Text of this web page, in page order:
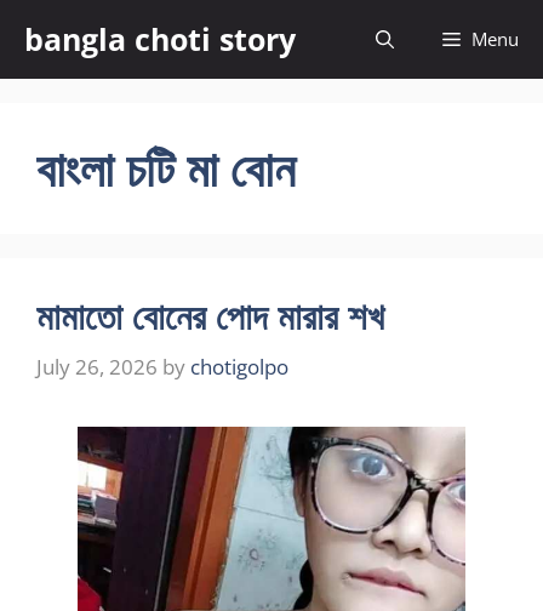
content
bangla choti story Menu
বাংলা চটি মা বোন
মামাতো বোনের পোদ মারার শখ
July 26, 2026 by chotigolpo